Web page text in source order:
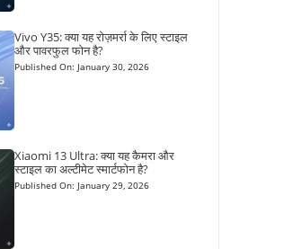
Vivo Y35: क्या यह रोज़मर्रा के लिए स्टाइल
और पावरफुल फोन है?
Published On: January 30, 2026
Xiaomi 13 Ultra: क्या यह कैमरा और
स्टाइल का अल्टीमेट स्मार्टफोन है?
Published On: January 29, 2026